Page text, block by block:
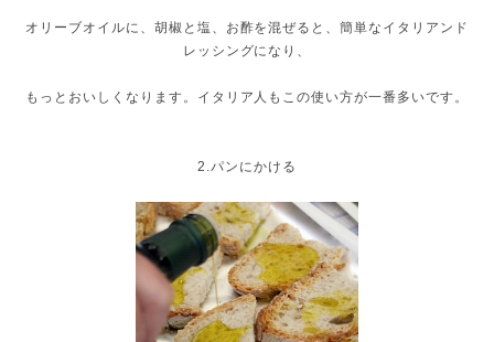
オリーブオイルに、胡椒と塩、お酢を混ぜると、簡単なイタリアンド
レッシングになり、
もっとおいしくなります。イタリア人もこの使い方が一番多いです。
2.パンにかける